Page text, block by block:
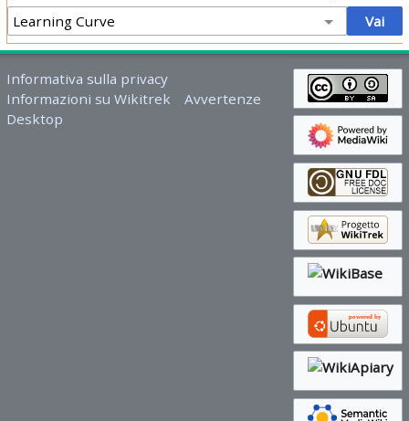
Informativa sulla privacy
Informazioni su Wikitrek
Avvertenze
Desktop